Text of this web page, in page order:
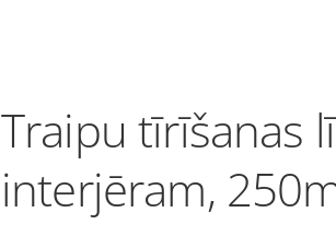
Traipu tīrīšanas
interjēram,